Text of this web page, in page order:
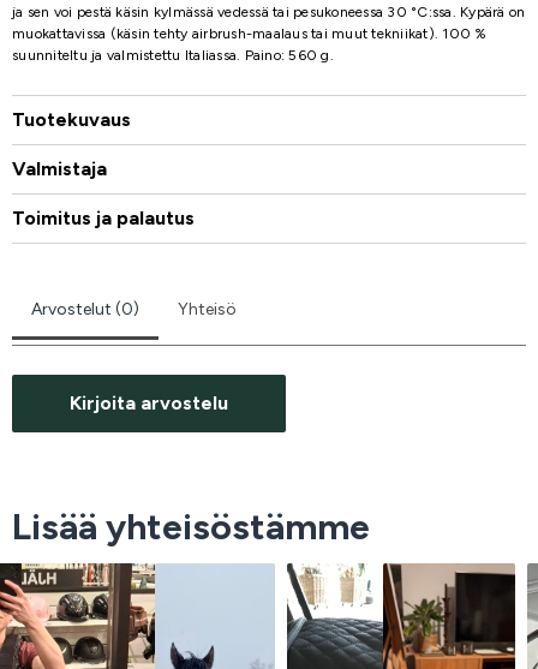
ja sen voi pestä käsin kylmässä vedessä tai pesukoneessa 30 °C:ssa. Kypärä on
muokattavissa (käsin tehty airbrush-maalaus tai muut tekniikat). 100 %
suunniteltu ja valmistettu Italiassa. Paino: 560 g.
Tuotekuvaus
Valmistaja
Toimitus ja palautus
Arvostelut (0) Yhteisö
Kirjoita arvostelu
Lisää yhteisöstämme